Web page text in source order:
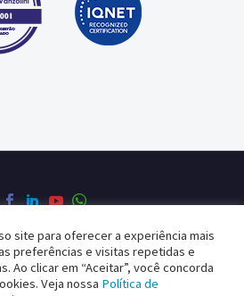
Política da Qualidade
site para oferecer a experiência mais
preferências e visitas repetidas e
Ao clicar em “Aceitar”, você concorda
Veja nossa Política de